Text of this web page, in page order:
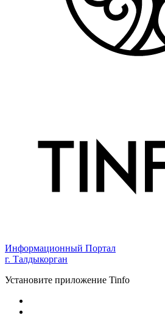
Информационный Портал
г. Талдыкорган
Установите приложение Tinfo